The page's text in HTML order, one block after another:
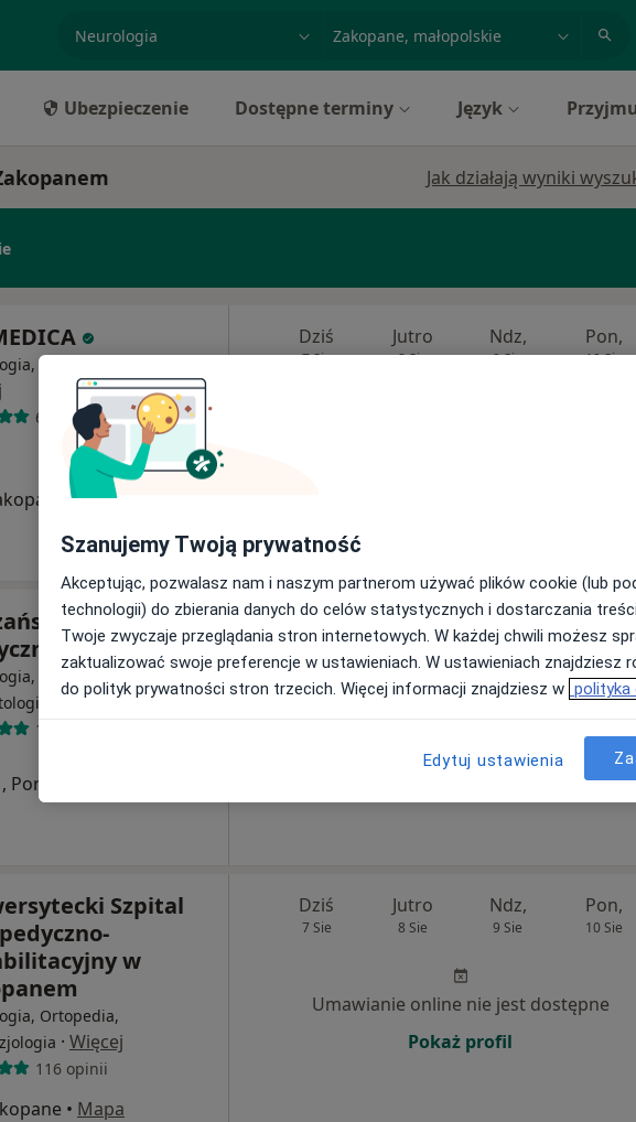
Ubezpieczenie Dostępne terminy Język
Jak działają wyniki
Pediatria, Interna
630 opinii
•Mapa
Dziś
7 Sie
Jutro
8 Sie
Ndz,
9 Sie
Pon,
10 Sie
Centrum
GalicaMed
Chirurgia,
Więcej
16 opinii
Poronin
Dziś
7 Sie
Jutro
8 Sie
Ndz,
9 Sie
Pon,
10 Sie
Pokaż profil
Szpital
w
Ortopedia,
· Więcej
116 opinii
• Mapa
Dziś
7 Sie
Jutro
8 Sie
Ndz,
9 Sie
Pon,
10 Sie
Umawianie online nie jest dostępne
Pokaż profil
Szanujemy Twoją prywatność
Akceptując, pozwalasz nam i naszym partnerom używać plików cookie (lub
technologii) do zbierania danych do celów statystycznych i dostarczania
Twoje zwyczaje przeglądania stron internetowych. W każdej chwili możesz
zaktualizować swoje preferencje w ustawieniach. W ustawieniach znajdziesz
do polityk prywatności stron trzecich. Więcej informacji znajdziesz w polityka
Edytuj ustawienia